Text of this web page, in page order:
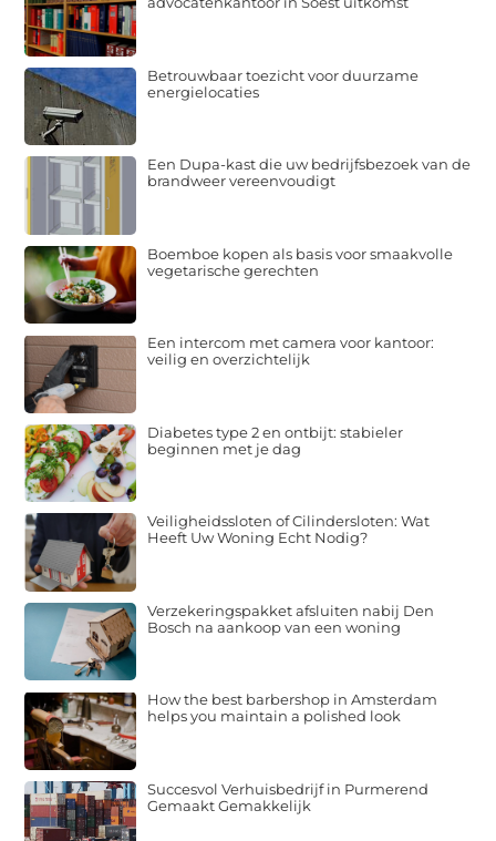
Betrouwbaar toezicht voor duurzame
energielocaties
Een Dupa-kast die uw bedrijfsbezoek van de
brandweer vereenvoudigt
Boemboe kopen als basis voor smaakvolle
vegetarische gerechten
Een intercom met camera voor kantoor:
veilig en overzichtelijk
Diabetes type 2 en ontbijt: stabieler
beginnen met je dag
Veiligheidssloten of Cilindersloten: Wat
Heeft Uw Woning Echt Nodig?
Verzekeringspakket afsluiten nabij Den
Bosch na aankoop van een woning
How the best barbershop in Amsterdam
helps you maintain a polished look
Succesvol Verhuisbedrijf in Purmerend
Gemaakt Gemakkelijk